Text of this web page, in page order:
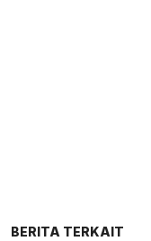
BERITA TERKAIT